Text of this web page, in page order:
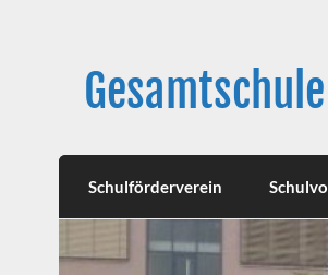
Schulförderverein